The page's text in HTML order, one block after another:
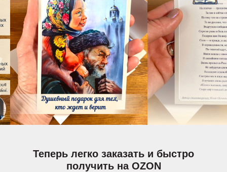
Теперь легко заказать и быстро
получить на OZON